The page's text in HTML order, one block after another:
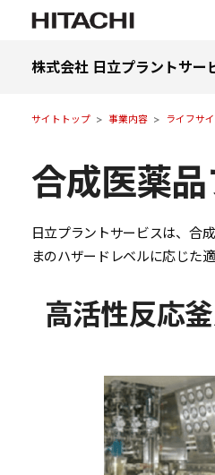
株式会社 日立プラントサー
サイトトップ 事業内容 ライフサ
合成医薬
日立プラントサービスは、合
まのハザードレベルに応じた
高活性反応